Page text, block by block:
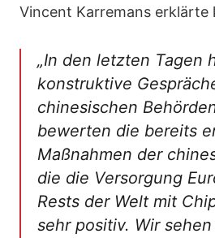
Vincent Karremans erklärte
„In den letzten Tagen
konstruktive
chinesischen
bewerten die bereits
Maßnahmen der
die die Versorgung
Rests der Welt mit
sehr positiv. Wir